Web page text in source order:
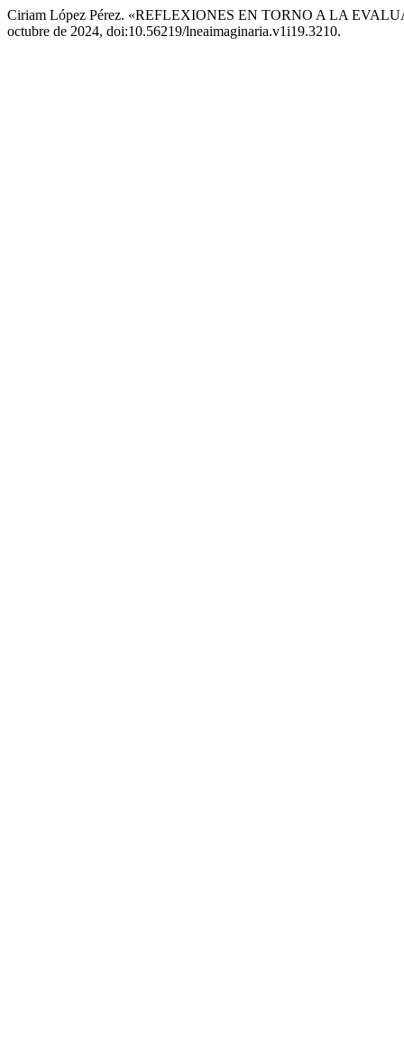
Ciriam López Pérez. «REFLEXIONES EN TORNO A LA
octubre de 2024, doi:10.56219/lneaimaginaria.v1i19.3210.